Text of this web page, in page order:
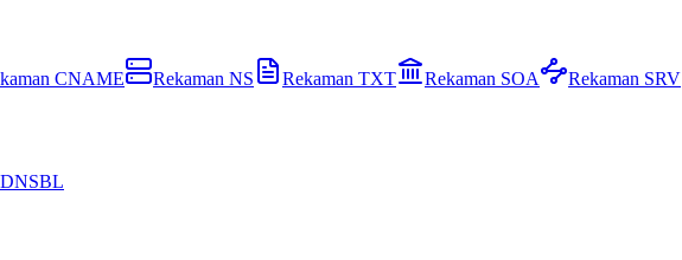
CNAME Rekaman NS Rekaman TXT Rekaman SOA Rekaman SRV